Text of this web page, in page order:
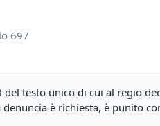
697
testo unico di cui al regio
è richiesta, è punito